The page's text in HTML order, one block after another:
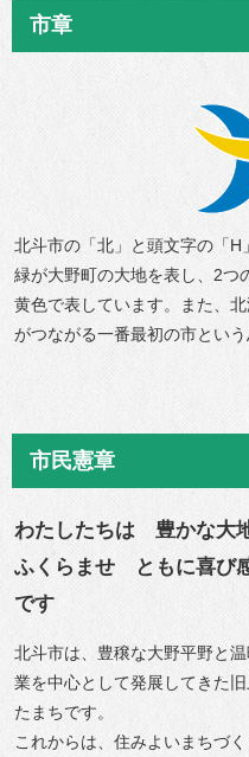
市章
北斗市の「北」と頭文字の「H
緑が大野町の大地を表し、2つ
黄色で表しています。また、
がつながる一番最初の市とい
市民憲章
わたしたちは 豊かな大
ふくらませ ともに喜び
です
北斗市は、豊穣な大野平野と
業を中心として発展してきた
たまちです。
これからは、住みよいまちづ